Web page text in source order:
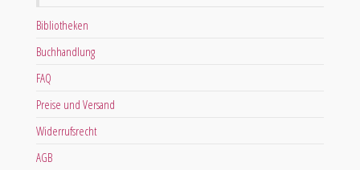
Bibliotheken
Buchhandlung
FAQ
Preise und Versand
Widerrufsrecht
AGB